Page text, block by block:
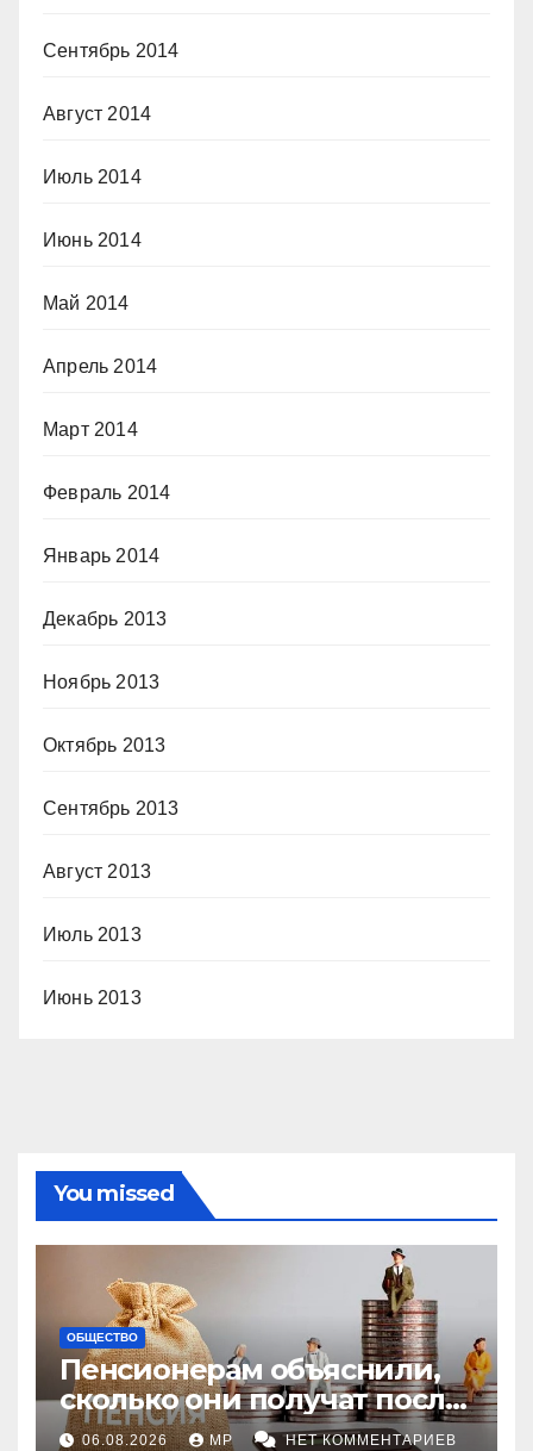
Сентябрь 2014
Август 2014
Июль 2014
Июнь 2014
Май 2014
Апрель 2014
Март 2014
Февраль 2014
Январь 2014
Декабрь 2013
Ноябрь 2013
Октябрь 2013
Сентябрь 2013
Август 2013
Июль 2013
Июнь 2013
You missed
ОБЩЕСТВО
Пенсионерам объяснили,
сколько они получат после
индексации
06.08.2026 MP НЕТ КОММЕНТАРИЕВ